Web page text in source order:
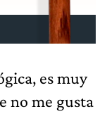
es muy
no me gusta